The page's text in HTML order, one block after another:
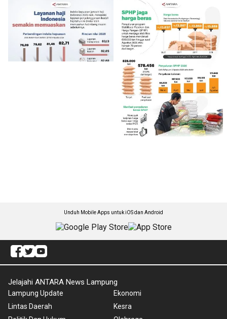
Unduh Mobile Apps untuk iOS dan Android
Jelajahi ANTARA News Lampung
Lampung Update
Lintas Daerah
Ekonomi
Kesra